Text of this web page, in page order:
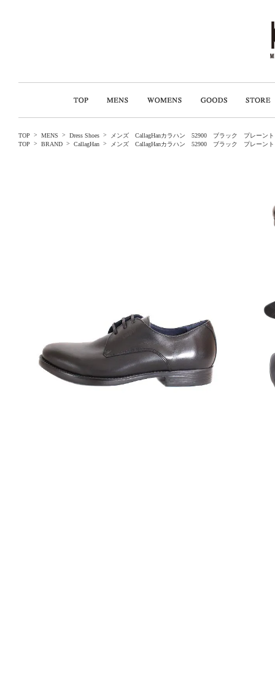
TOP > MENS > Dress Shoes >
メンズ CallagHanカラハン 52900 ブラック プレーン
TOP
> BRAND > CallagHan > メンズ CallagHanカラハン 52900 ブラック プレーン